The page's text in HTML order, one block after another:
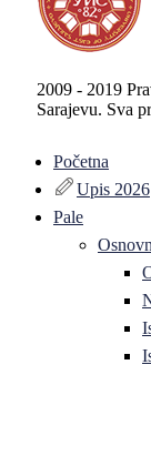
2009 - 2019
Sarajevu. Sva
Početna
Upis 2026
Pale